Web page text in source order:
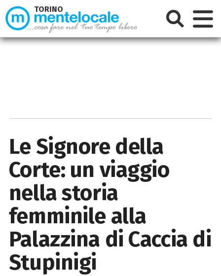
Le Signore della
Corte: un viaggio
nella storia
femminile alla
Palazzina di Caccia di
Stupinigi
TORINO